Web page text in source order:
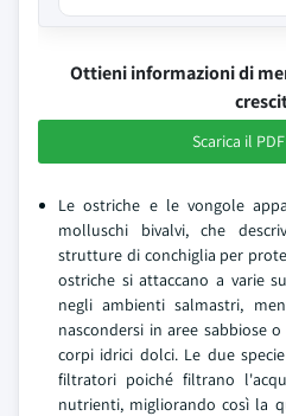
Ottieni informazioni di
Scarica il
Le ostriche e le vongole
molluschi bivalvi, che
strutture di conchiglia per
ostriche si attaccano a varie
negli ambienti salmastri,
nascondersi in aree sabbiose
corpi idrici dolci. Le due
filtratori poiché filtrano
nutrienti, migliorando così la